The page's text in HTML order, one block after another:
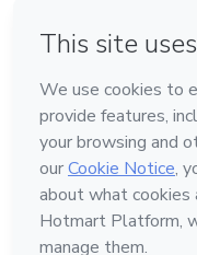
Feito com ❤ em Bogotá
Conheça a Hotmart
Idioma
Português